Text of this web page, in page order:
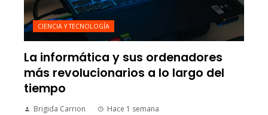
CIENCIA Y TECNOLOGÍA
La informática y sus ordenadores
más revolucionarios a lo largo del
tiempo
Brigida Carrion Hace 1 semana